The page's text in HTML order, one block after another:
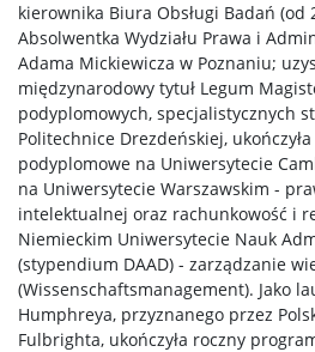
kierownika Biura Obsługi Badań (od
Absolwentka Wydziału Prawa i
Adama Mickiewicza w Poznaniu;
międzynarodowy tytuł Legum
podyplomowych, specjalistycznych
Politechnice Drezdeńskiej,
podyplomowe na Uniwersytecie
na Uniwersytecie Warszawskim -
intelektualnej oraz rachunkowość i
Niemieckim Uniwersytecie Nauk
(stypendium DAAD) - zarządzanie
(Wissenschaftsmanagement). Jako
Humphreya, przyznanego przez
Fulbrighta, ukończyła roczny